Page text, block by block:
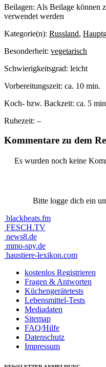
Beilagen: Als Beilage können
verwendet werden
Kategorie(n): Russland,
Besonderheit: vegetarisch
Schwierigkeitsgrad: leicht
Vorbereitungszeit: ca. 10 min.
Koch- bzw. Backzeit: ca. 5
Ruhezeit: –
Kommentare zu dem
Es wurden noch keine
Bitte logge dich ein
blackbeats.fm
FESCH.TV
news8.de
mmo-spy.de
haustiere-lexikon.com
kostenlos Registrieren
Fragen & Antworten
Küchengerätetests
Lebensmittel-Tests
Mediadaten
Sitemap
FAQ/Hilfe
Datenschutz
Impressum